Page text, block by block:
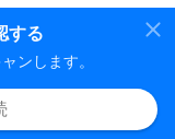
する
ンします。
禁じます